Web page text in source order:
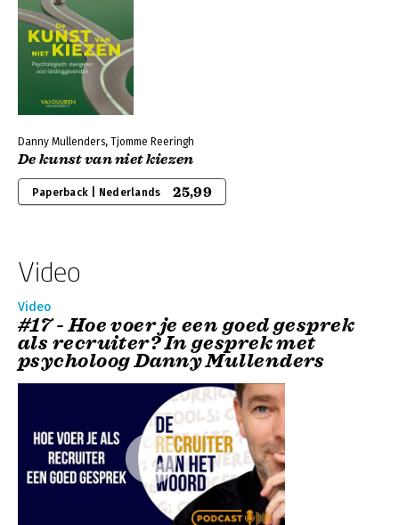
Danny Mullenders, Tjomme Reeringh
De kunst van niet kiezen
Paperback | Nederlands 25,99
Video
Video
#17 - Hoe voer je een goed gesprek
als recruiter? In gesprek met
psycholoog Danny Mullenders